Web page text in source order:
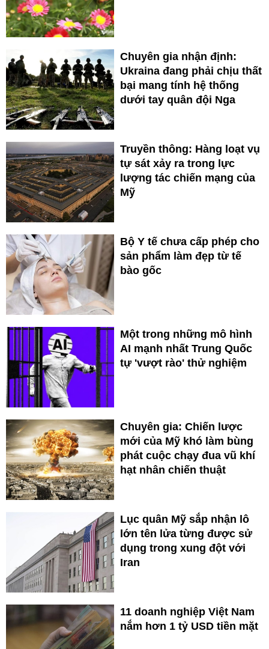
Chuyên gia nhận định:
Ukraina đang phải chịu thất
bại mang tính hệ thống
dưới tay quân đội Nga
Truyền thông: Hàng loạt vụ
tự sát xảy ra trong lực
lượng tác chiến mạng của
Mỹ
Bộ Y tế chưa cấp phép cho
sản phẩm làm đẹp từ tế
bào gốc
Một trong những mô hình
AI mạnh nhất Trung Quốc
tự 'vượt rào' thử nghiệm
Chuyên gia: Chiến lược
mới của Mỹ khó làm bùng
phát cuộc chạy đua vũ khí
hạt nhân chiến thuật
Lục quân Mỹ sắp nhận lô
lớn tên lửa từng được sử
dụng trong xung đột với
Iran
11 doanh nghiệp Việt Nam
nắm hơn 1 tỷ USD tiền mặt